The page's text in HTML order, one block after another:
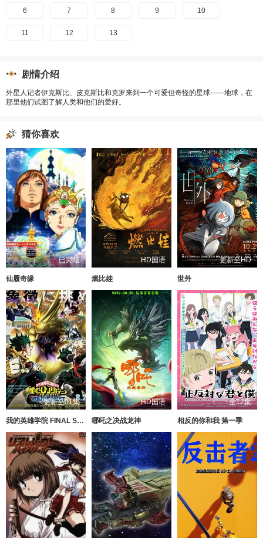
6 7 8 9 10
11 12 13
剧情介绍
外星人记者伊克斯比、皮克斯比和克罗来到一个可爱但奇怪的星球——地球，在
那里他们试图了解人类和他们的爱好。
猜你喜欢
已完结
仙履奇缘
HD国语
燃比娃
更新至HD
世外
更新至01集
我的英雄学院 FINAL SEASON 特别篇
HD国语
哪吒之决战龙神
全12集
相反的你和我 第一季